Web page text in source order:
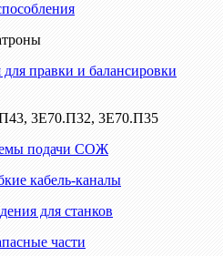
правки и балансировки
3Е70.П32, 3Е70.П35
подачи СОЖ
кабель-каналы
для станков
части